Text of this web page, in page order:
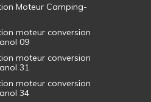
Moteur Camping-
moteur conversion
09
moteur conversion
31
moteur conversion
34